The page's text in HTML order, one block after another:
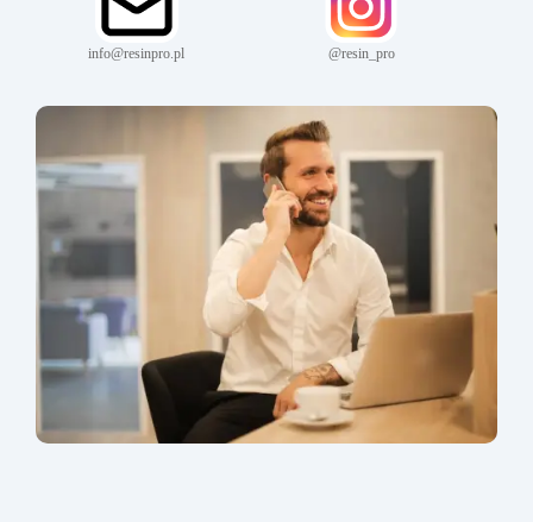
info@resinpro.pl @resin_pro